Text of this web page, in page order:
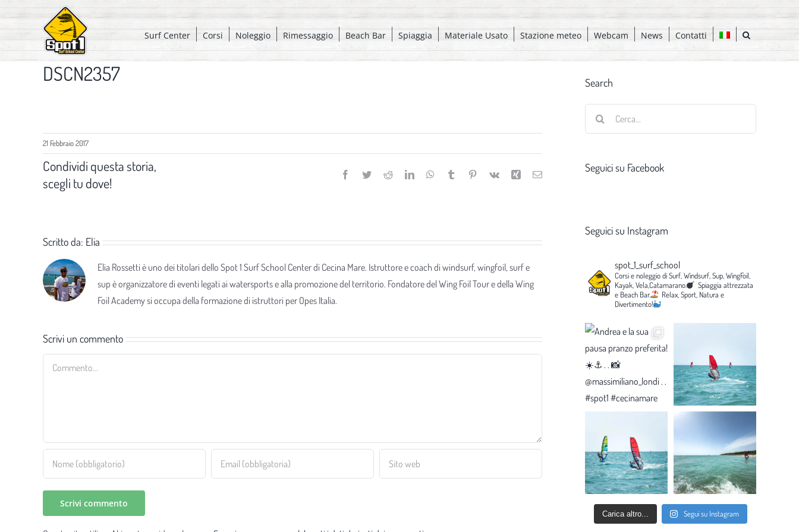
contenuto
Surf Center Corsi Noleggio Rimessaggio Beach Bar Spiaggia Materiale Usato Stazione meteo Webcam News Contatti
DSCN2357
21 Febbraio 2017
Condividi questa storia,
scegli tu dove!
Facebook
TwitterRedditLinkedInWhatsApp
Tumblr Pinterest
Vk Xing Email
Scritto da: Elia
Elia Rossetti è uno dei titolari dello Spot 1 Surf School Center di Cecina Mare. Istruttore e coach di windsurf, wingfoil, surf e
sup è organizzatore di eventi legati ai watersports e alla promozione del territorio. Fondatore del Wing Foil Tour e della Wing
Foil Academy si occupa della formazione di istruttori per Opes Italia.
Scrivi un commento
Commento
Search
Seguici su Facebook
Seguici su Instagram
spot_1_surf_school
Corsi e noleggio di Surf, Windsurf, Sup, WingFoil,
Kayak, Vela,Catamarano.
Spiaggia attrezzata
e Beach Bar.
Relax, Sport, Natura e
Divertimento!
Carica altro... Segui su Instagram